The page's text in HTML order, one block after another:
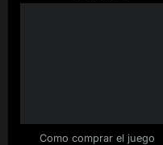
Como comprar el juego